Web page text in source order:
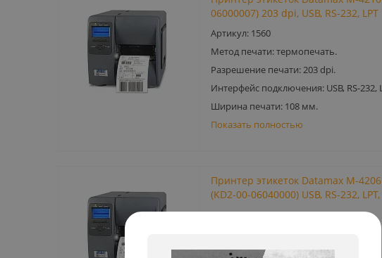
06000007) 203 dpi, USB, RS-232, LPT
Артикул: 1560
Метод печати: термопечать.
Разрешение печати: 203 dpi.
Интерфейс подключения: USB, RS-232,
Ширина печати: 108 мм.
Показать полностью
Принтер этикеток Datamax М-
(KD2-00-06040000) USB, RS-232,
Артикул: 7550
Разрешение печати: 203 dpi